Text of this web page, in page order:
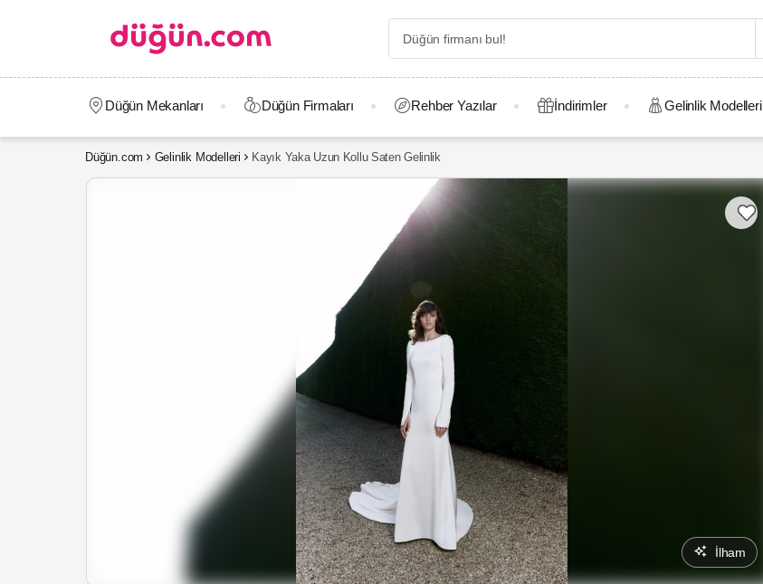
Düğün Mekanları Düğün Firmaları Rehber Yazılar İndirimler Gelinlik Modelleri
Düğün.com Gelinlik Modelleri Kayık Yaka Uzun Kollu Saten Gelinlik
İlham